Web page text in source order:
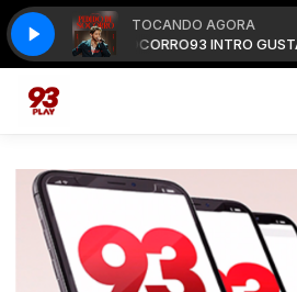
TOCANDO AGORA
PEDIDO DE SOCORRO93 INTRO GUSTAVO